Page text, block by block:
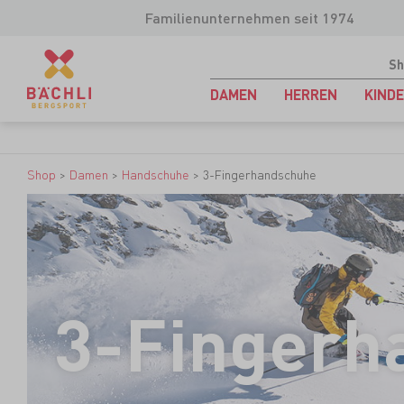
Familienunternehmen seit 1974
DAMEN HERREN
Shop > Damen > Handschuhe > 3-Fingerhandschuhe
3-